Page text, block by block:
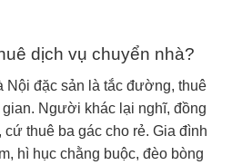
dịch vụ chuyển nhà?
Nội đặc sản là tắc đường, thuê
Người khác lại nghĩ, đồng
thuê ba gác cho rẻ. Gia đình
hì hục chằng buộc, đèo bòng